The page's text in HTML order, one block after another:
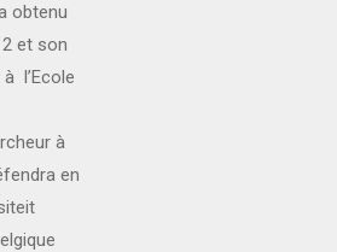
obtenu
et son
l’Ecole
à
en